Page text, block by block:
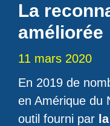
La
améliorée
11 mars 2020
En 2019 de
en Amérique du
outil fourni par